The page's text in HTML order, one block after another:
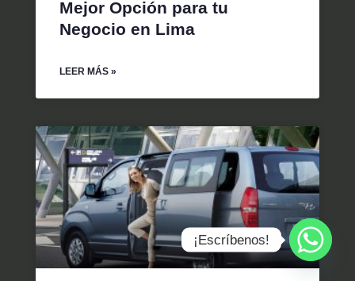
Mejor Opción para tu
Negocio en Lima
LEER MÁS »
¡Escríbenos!